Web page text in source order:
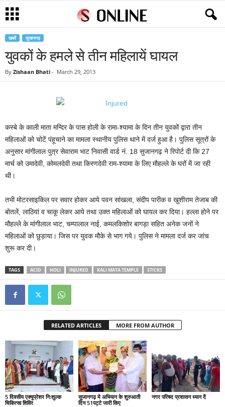
खबरें सुजानगढ़
युवकों के हमले से तीन महिलायें घायल
By Zishaan Bhati - March 29, 2013
कस्बे के काली माता मन्दिर के पास होली के रामा-श्यामा के दिन तीन युवकों द्वारा तीन
महिलाओं को चोटें पंहूचाने का मामला स्थानीय पुलिस थाने में दर्ज हुआ है। पुलिस सूत्रों के
अनुसार मांगीलाल पुत्र सेवाराम भाट निवासी वार्ड नं. 18 सुजानगढ़ ने रिपोर्ट दी कि 27
मार्च को उमादेवी, कोमलदेवी तथा किरणदेवी राम-श्यामा के लिए मौहल्ले के घरों में जा रही
थी।
तभी मोटरसाइकिल पर सवार होकर आये पवन सांखला, संदीप पारीक व खुशीराम तेजाब की
बोतलें, लाठियां व चाकू लेकर आये तथा उक्त महिलाओं को घायल कर दिया। हल्ला होने पर
मौहल्ले के मांगीलाल भाट, चम्पालाल नाई, कमलकिशोर बागड़ा सहित अनेक जनों ने
महिलाओं को छुड़ाया। जिस पर युवक मौके से भाग गये। पुलिस ने मामला दर्ज कर जांच
शुरू कर दी।
TAGS ACID HOLI INJURED KALI MATA TEMPLE STICKS
RELATED ARTICLES MORE FROM AUTHOR
5 दिवसीय एक्यूप्रेशर निःशुल्क
चिकित्सा शिविर
सुजानगढ़ मे अभियान के शुरुआती
दिन 51पट्टे जारी किए
नगर परिषद प्रशासन ध्यान दें